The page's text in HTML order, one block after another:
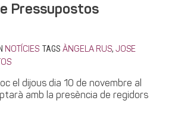
Pressupostos
IN NOTÍCIES TAGS ÀNGELA RUS, JOSE
el dijous dia 10 de novembre al
amb la presència de regidors